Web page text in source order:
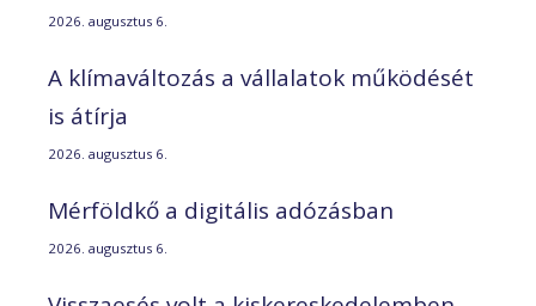
2026. augusztus 6.
A klímaváltozás a vállalatok működését
is átírja
2026. augusztus 6.
Mérföldkő a digitális adózásban
2026. augusztus 6.